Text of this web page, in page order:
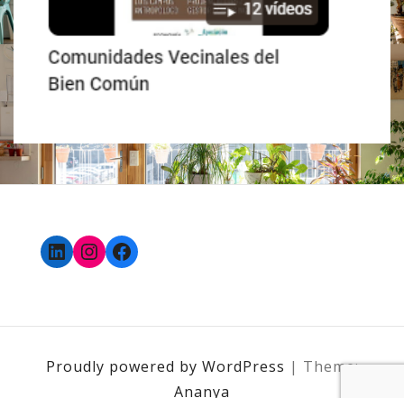
LinkedIn
Instagram
Facebook
Proudly powered by WordPress | Theme:
Ananya